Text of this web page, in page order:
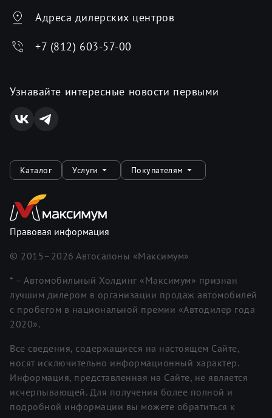
Адреса дилерских центров
+7 (812) 603-57-00
Узнавайте интересные новости первыми
Каталог Услуги Покупателям
Правовая информация
© 2015– 2026 Автосалоны «Максимум»
* – Автомобильный Холдинг «Максимум» признан
лучшим дилером в организации продаж автомобилей
с пробегом в национальной премии «Автодилер года
2020».
Все сведения, содержащиеся на настоящем Сайте,
носят исключительно информационный характер.
Информация, представленная на Сайте, не является
исчерпывающей. Для получения более полной и
подробной информации вы можете обратиться к